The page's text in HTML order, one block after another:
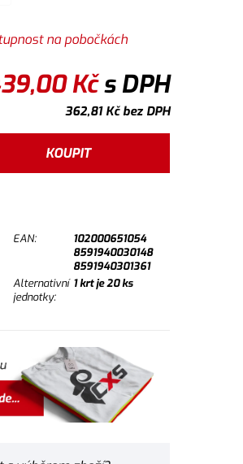
na pobočkách
Kčs DPH
362,81Kčbez DPH
KOUPIT
EAN:
102000651054
8591940030148
8591940301361
Alternativní
jednotky:
1krt je20ks